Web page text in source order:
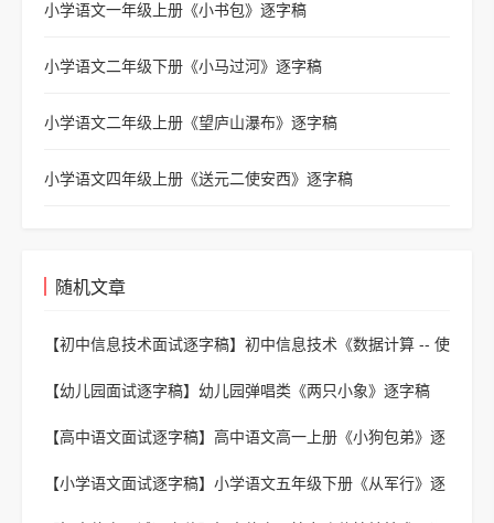
小学语文一年级上册《小书包》逐字稿
小学语文二年级下册《小马过河》逐字稿
小学语文二年级上册《望庐山瀑布》逐字稿
小学语文四年级上册《送元二使安西》逐字稿
随机文章
【初中信息技术面试逐字稿】 初中信息技术《数据计算 -- 使
【幼儿园面试逐字稿】 幼儿园弹唱类《两只小象》逐字稿
【高中语文面试逐字稿】 高中语文高一上册《小狗包弟》逐
【小学语文面试逐字稿】 小学语文五年级下册《从军行》逐